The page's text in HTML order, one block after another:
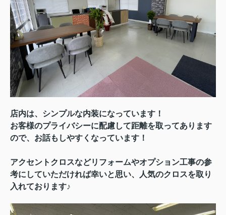
店内は、シンプルな内装になっています！
お客様のプライバシーに配慮して距離を取ってあります
ので、お話もしやすくなっています！
アクセントクロスなどリフォームやオプション工事の参
考にしていただければ幸いと思い、人気のクロスを取り
入れております♪